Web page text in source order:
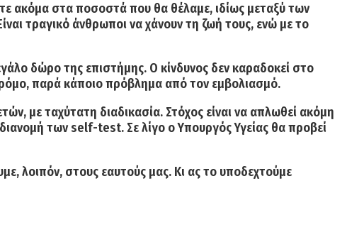
ακόμα στα ποσοστά που θα θέλαμε, ιδίως μεταξύ των
τραγικό άνθρωποι να χάνουν τη ζωή τους, ενώ με το
δώρο της επιστήμης. Ο κίνδυνος δεν καραδοκεί στο
παρά κάποιο πρόβλημα από τον εμβολιασμό.
με ταχύτατη διαδικασία. Στόχος είναι να απλωθεί ακόμη
των self-test. Σε λίγο ο Υπουργός Υγείας θα προβεί
λοιπόν, στους εαυτούς μας. Κι ας το υποδεχτούμε